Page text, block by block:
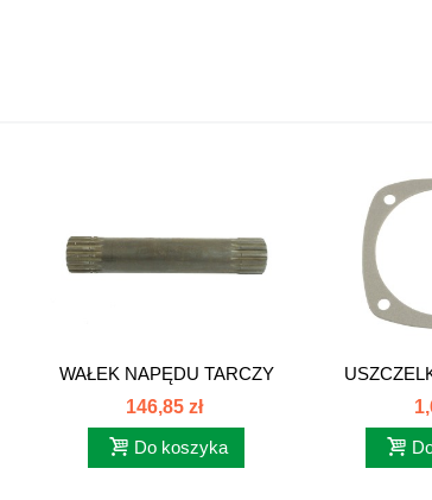
WAŁEK NAPĘDU TARCZY
SPRZĘG.C385...
146,85 zł
Do koszyka